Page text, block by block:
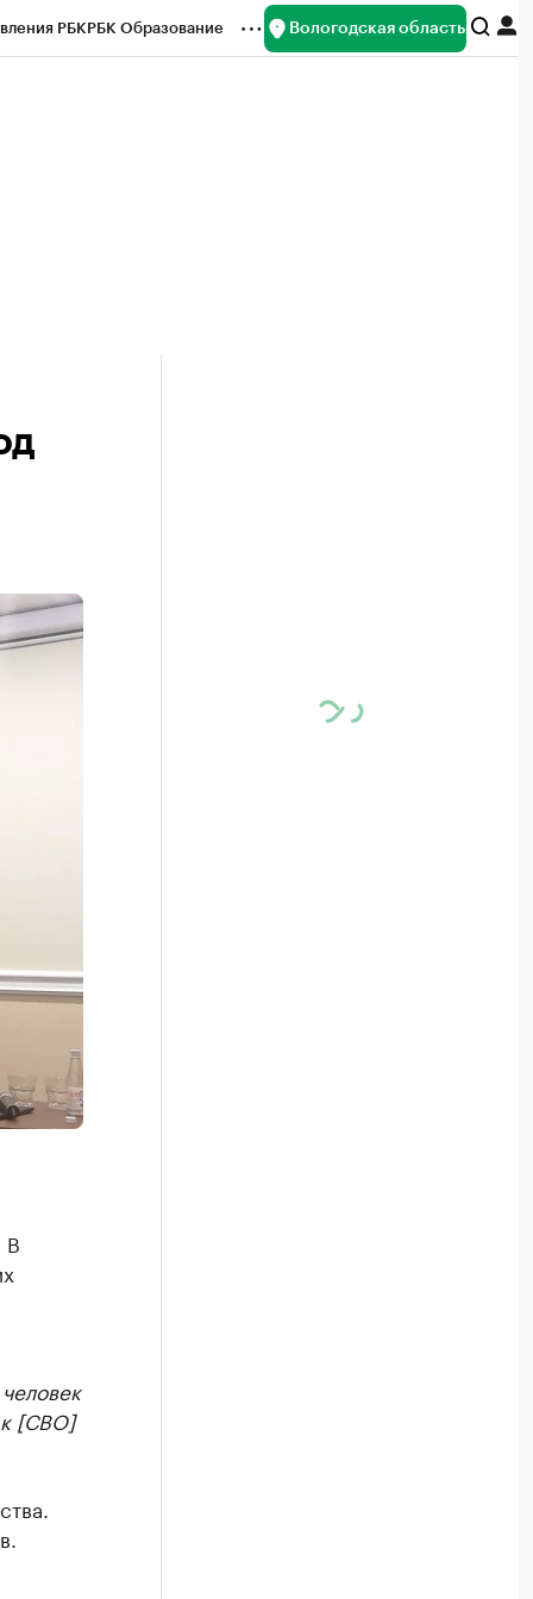
РБКРБК Образование Вологодская область
В
к [СВО]